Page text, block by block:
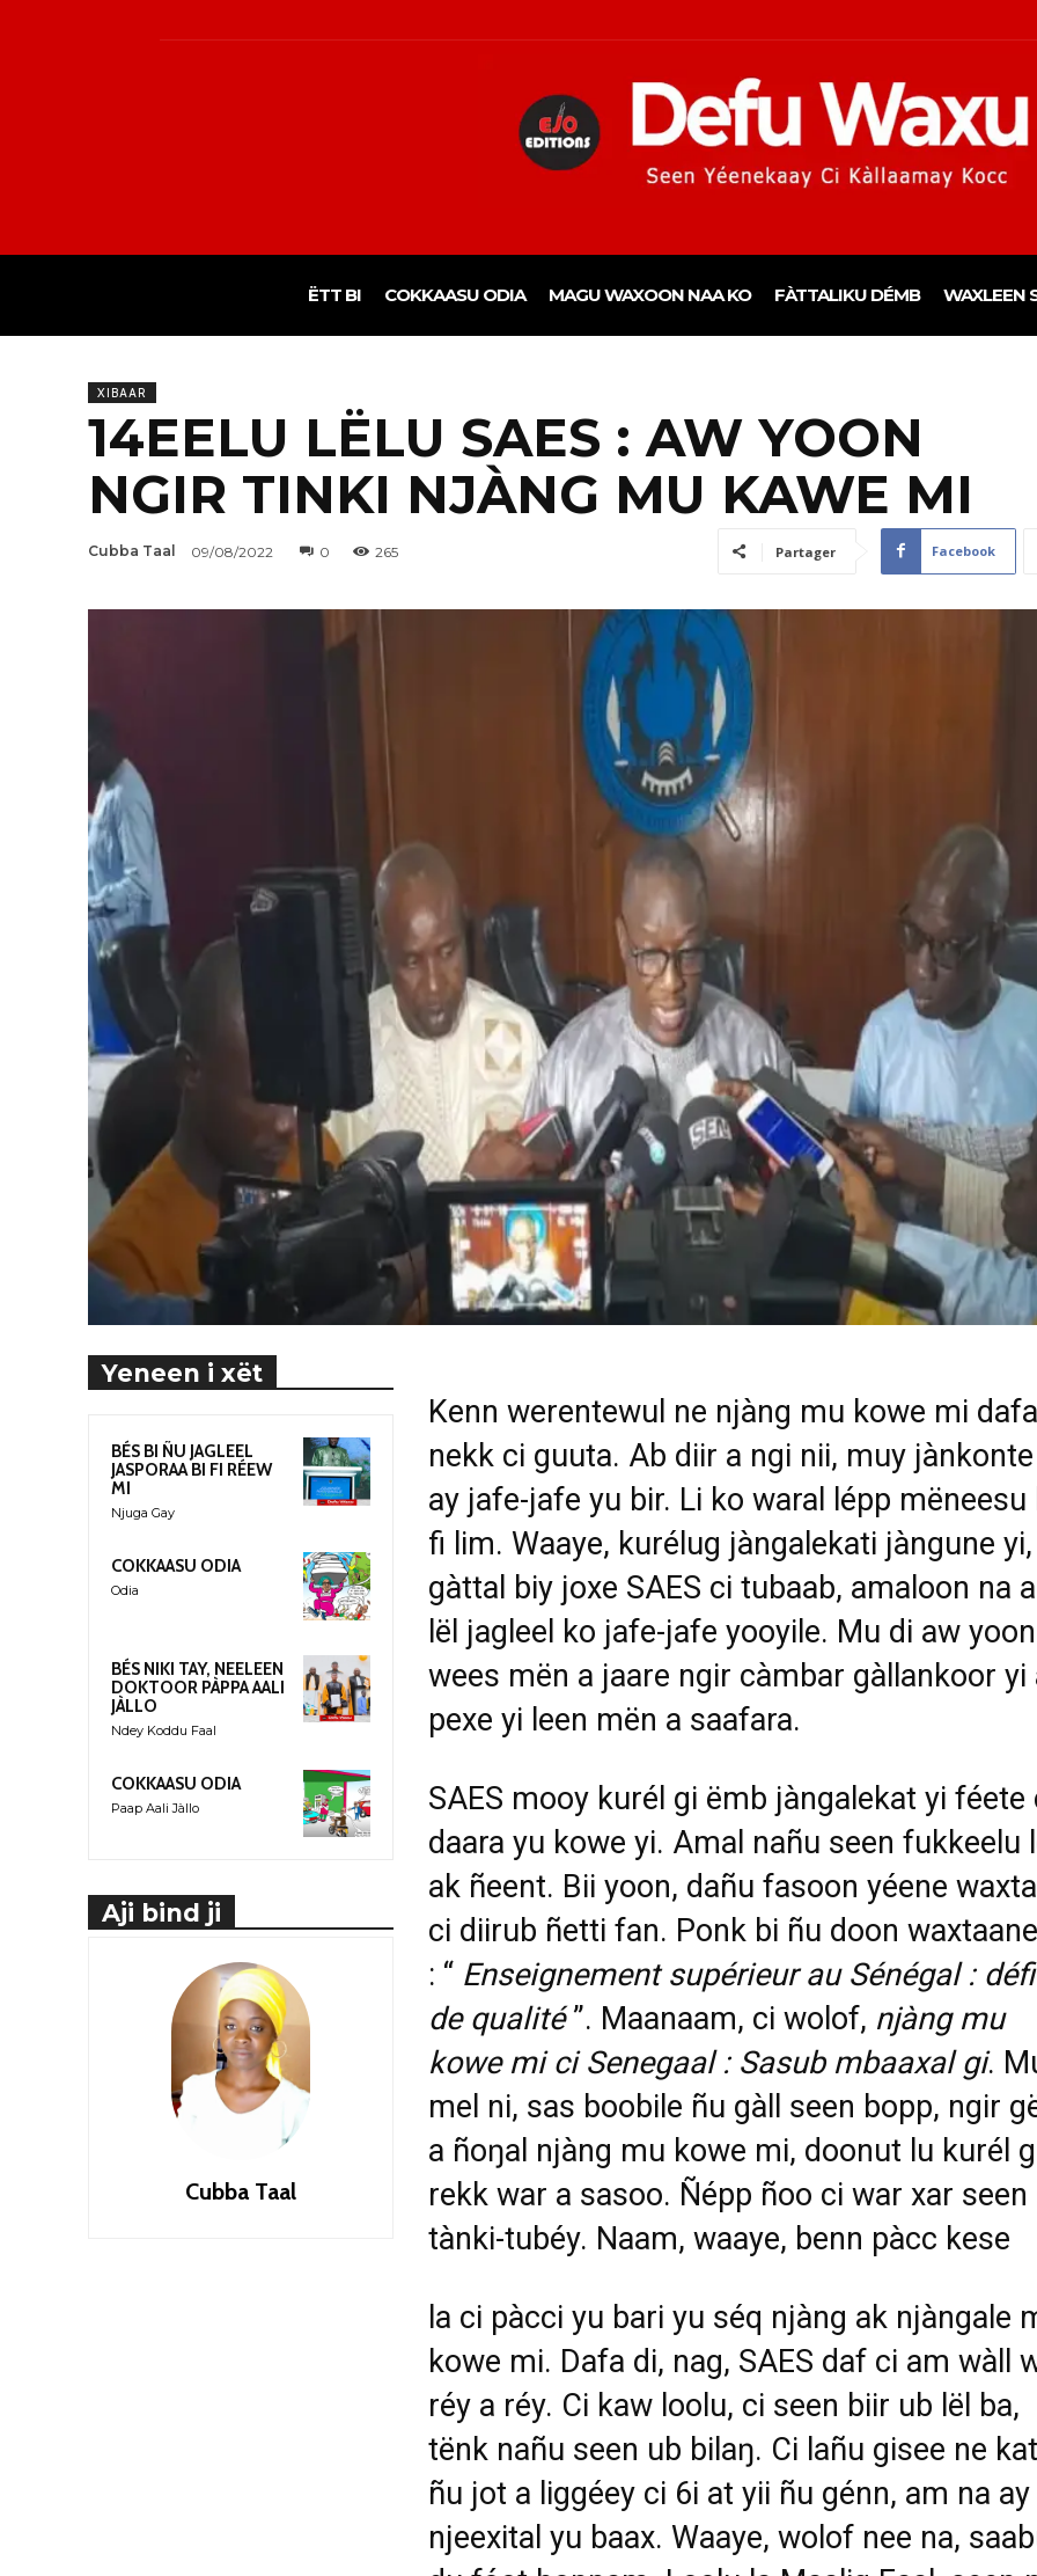
ËTT BI COKKAASU ODIA MAGU WAXOON NAA KO FÀTTALIKU DÉMB WAXLEEN
XIBAAR
14EELU LËLU SAES : AW YOON
NGIR TINKI NJÀNG MU KAWE MI
Cubba Taal 09/08/2022 0 265 Partager Facebook
Yeneen i xët
BÉS BI ÑU JAGLEEL
JASPORAA BI FI RÉEW
MI
Njuga Gay
COKKAASU ODIA
Odia
BÉS NIKI TAY, NEELEEN
DOKTOOR PÀPPA AALI
JÀLLO
Ndey Koddu Faal
COKKAASU ODIA
Paap Aali Jàllo
Aji bind ji
Cubba Taal
Kenn werentewul ne njàng mu kowe mi dafa
nekk ci guuta. Ab diir a ngi nii, muy
ay jafe-jafe yu bir. Li ko waral lépp mëneesu
fi lim. Waaye, kurélug jàngalekati jàngune yi,
gàttal biy joxe SAES ci tubaab, amaloon na
lël jagleel ko jafe-jafe yooyile. Mu di aw yoon
wees mën a jaare ngir càmbar gàllankoor yi
pexe yi leen mën a saafara.
SAES mooy kurél gi ëmb jàngalekat yi féete
daara yu kowe yi. Amal nañu seen fukkeelu
ak ñeent. Bii yoon, dañu fasoon yéene
ci diirub ñetti fan. Ponk bi ñu doon
: “ Enseignement supérieur au Sénégal : défi
de qualité”. Maanaam, ci wolof, njàng mu
kowe mi ci Senegaal : Sasub mbaaxal gi.
mel ni, sas boobile ñu gàll seen bopp, ngir g
a ñoŋal njàng mu kowe mi, doonut lu kurél
rekk war a sasoo. Ñépp ñoo ci war xar seen
tànki-tubéy. Naam, waaye, benn pàcc kese
la ci pàcci yu bari yu séq njàng ak njàngale
kowe mi. Dafa di, nag, SAES daf ci am wàll
réy a réy. Ci kaw loolu, ci seen biir ub lël ba,
tënk nañu seen ub bilaŋ. Ci lañu gisee ne
ñu jot a liggéey ci 6i at yii ñu génn, am na ay
njeexital yu baax. Waaye, wolof nee na,